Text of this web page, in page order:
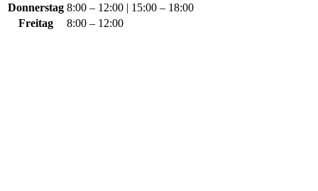
Donnerstag 8:00 – 12:00 | 15:00 – 18:00
Freitag
8:00 – 12:00